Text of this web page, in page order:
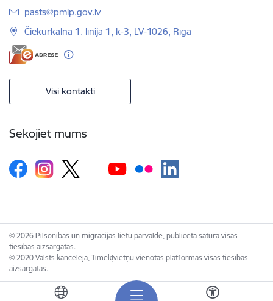
E-pasts:
pasts@pmlp.gov.lv
Čiekurkalna 1. līnija 1, k-3, LV-1026, Rīga
Visi kontakti
Sekojiet mums
© 2026 Pilsonības un migrācijas lietu pārvalde, publicētā satura visas
tiesības aizsargātas.
© 2020 Valsts kanceleja, Tīmekļvietņu vienotās platformas visas tiesības
aizsargātas.